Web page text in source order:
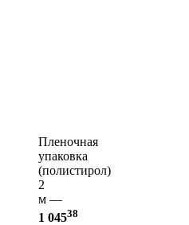
Пленочная
упаковка
(полистирол)
2
м —
1 04538